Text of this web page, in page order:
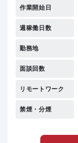
作業開始日
週稼働日数
勤務地
面談回数
リモートワーク
禁煙・分煙